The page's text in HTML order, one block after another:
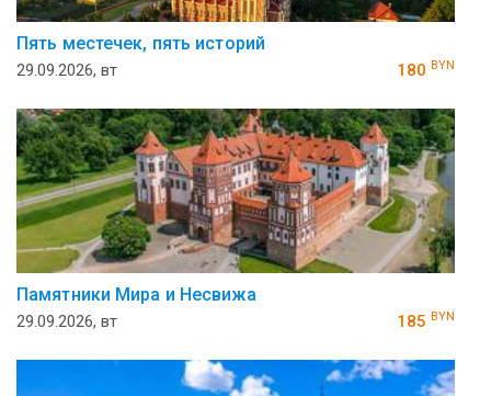
Пять местечек, пять историй
29.09.2026, вт 180 BYN
Памятники Мира и Несвижа
29.09.2026, вт 185 BYN